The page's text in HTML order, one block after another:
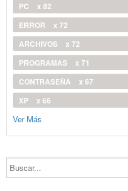
PC
x 82
ERROR
x 72
ARCHIVOS
x 72
PROGRAMAS
x 71
CONTRASEÑA
x 67
XP
x 66
Ver Más
Buscar...